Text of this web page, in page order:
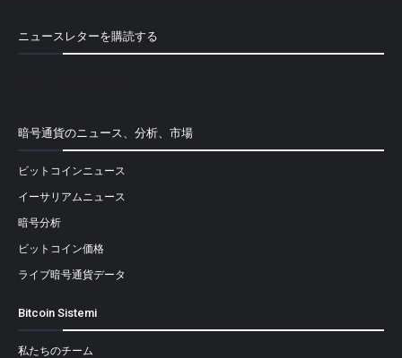
ニュースレターを購読する
暗号通貨のニュース、分析、市場
ビットコインニュース
イーサリアムニュース
暗号分析
ビットコイン価格
ライブ暗号通貨データ
Bitcoin Sistemi
私たちのチーム